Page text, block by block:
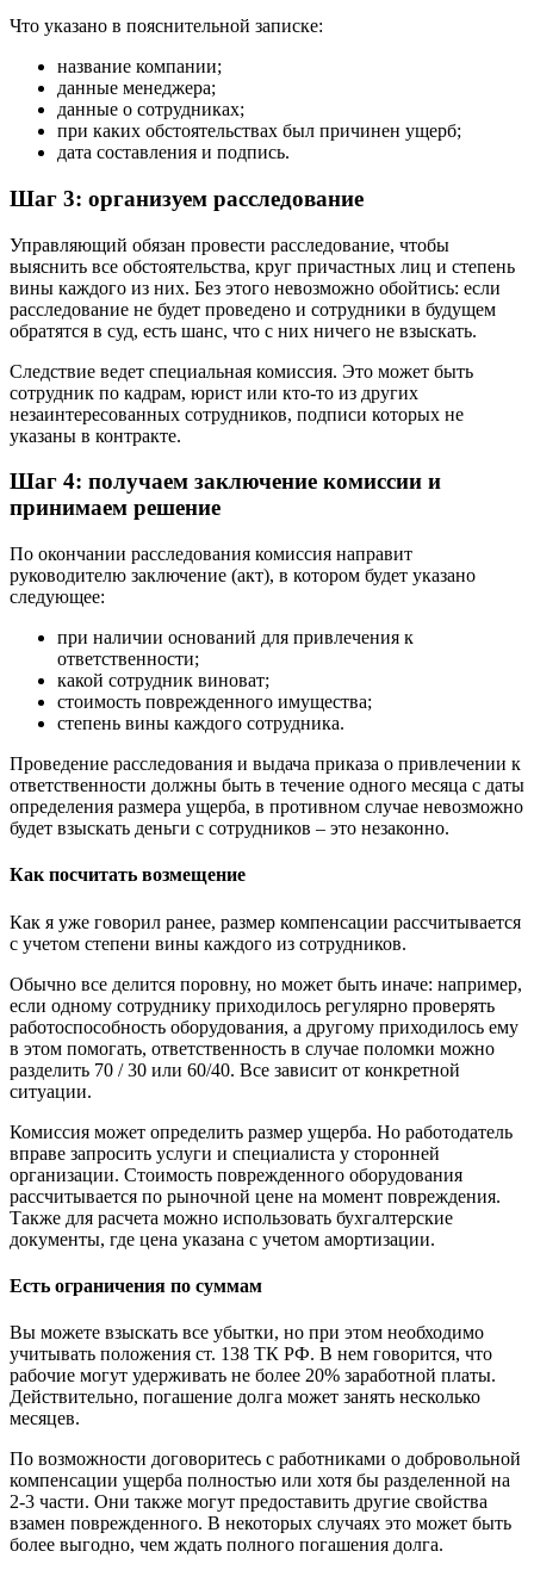
Что указано в пояснительной записке:
название компании;
данные менеджера;
данные о сотрудниках;
при каких обстоятельствах был причинен ущерб;
дата составления и подпись.
Шаг 3: организуем расследование
Управляющий обязан провести расследование, чтобы
выяснить все обстоятельства, круг причастных лиц и степень
вины каждого из них. Без этого невозможно обойтись: если
расследование не будет проведено и сотрудники в будущем
обратятся в суд, есть шанс, что с них ничего не взыскать.
Следствие ведет специальная комиссия. Это может быть
сотрудник по кадрам, юрист или кто-то из других
незаинтересованных сотрудников, подписи которых не
указаны в контракте.
Шаг 4: получаем заключение комиссии и
принимаем решение
По окончании расследования комиссия направит
руководителю заключение (акт), в котором будет указано
следующее:
при наличии оснований для привлечения к
ответственности;
какой сотрудник виноват;
стоимость поврежденного имущества;
степень вины каждого сотрудника.
Проведение расследования и выдача приказа о привлечении к
ответственности должны быть в течение одного месяца с даты
определения размера ущерба, в противном случае невозможно
будет взыскать деньги с сотрудников – это незаконно.
Как посчитать возмещение
Как я уже говорил ранее, размер компенсации рассчитывается
с учетом степени вины каждого из сотрудников.
Обычно все делится поровну, но может быть иначе: например,
если одному сотруднику приходилось регулярно проверять
работоспособность оборудования, а другому приходилось ему
в этом помогать, ответственность в случае поломки можно
разделить 70 / 30 или 60/40. Все зависит от конкретной
ситуации.
Комиссия может определить размер ущерба. Но работодатель
вправе запросить услуги и специалиста у сторонней
организации. Стоимость поврежденного оборудования
рассчитывается по рыночной цене на момент повреждения.
Также для расчета можно использовать бухгалтерские
документы, где цена указана с учетом амортизации.
Есть ограничения по суммам
Вы можете взыскать все убытки, но при этом необходимо
учитывать положения ст. 138 ТК РФ. В нем говорится, что
рабочие могут удерживать не более 20% заработной платы.
Действительно, погашение долга может занять несколько
месяцев.
По возможности договоритесь с работниками о добровольной
компенсации ущерба полностью или хотя бы разделенной на
2-3 части. Они также могут предоставить другие свойства
взамен поврежденного. В некоторых случаях это может быть
более выгодно, чем ждать полного погашения долга.